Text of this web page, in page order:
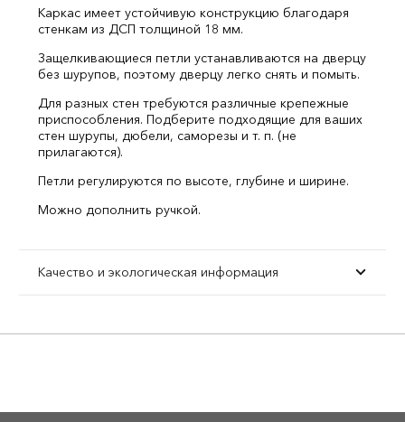
Каркас имеет устойчивую конструкцию благодаря
стенкам из ДСП толщиной 18 мм.
Защелкивающиеся петли устанавливаются на дверцу
без шурупов, поэтому дверцу легко снять и помыть.
Для разных стен требуются различные крепежные
приспособления. Подберите подходящие для ваших
стен шурупы, дюбели, саморезы и т. п. (не
прилагаются).
Петли регулируются по высоте, глубине и ширине.
Можно дополнить ручкой.
Качество и экологическая информация